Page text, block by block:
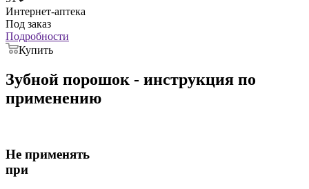
Интернет-аптека
Под заказ
Подробности
Купить
Зубной порошок - инструкция по
применению
Не применять
при